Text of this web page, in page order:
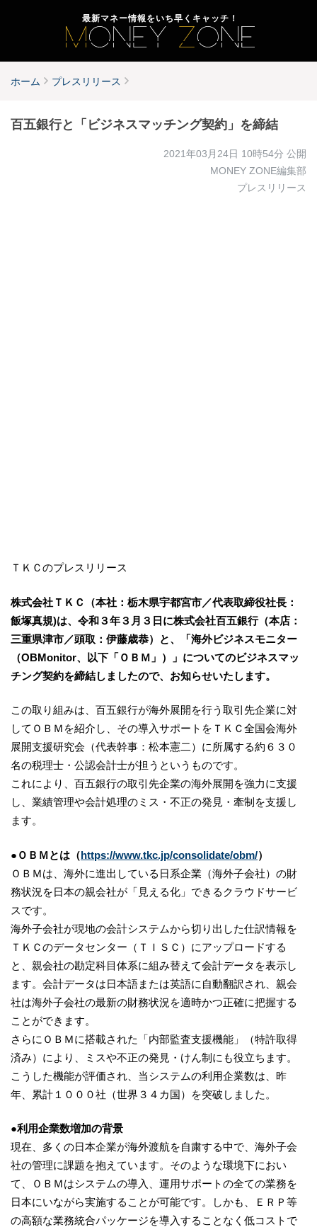
最新マネー情報をいち早くキャッチ！
ホーム プレスリリース
百五銀行と「ビジネスマッチング契約」を締結
2021年03月24日 10時54分 公開
MONEY ZONE編集部
プレスリリース
ＴＫＣのプレスリリース
株式会社ＴＫＣ（本社：栃木県宇都宮市／代表取締役社長：
飯塚真規)は、令和３年３月３日に株式会社百五銀行（本店：
三重県津市／頭取：伊藤歳恭）と、「海外ビジネスモニター
（OBMonitor、以下「ＯＢＭ」）」についてのビジネスマッ
チング契約を締結しましたので、お知らせいたします。
この取り組みは、百五銀行が海外展開を行う取引先企業に対
してＯＢＭを紹介し、その導入サポートをＴＫＣ全国会海外
展開支援研究会（代表幹事：松本憲二）に所属する約６３０
名の税理士・公認会計士が担うというものです。
これにより、百五銀行の取引先企業の海外展開を強力に支援
し、業績管理や会計処理のミス・不正の発見・牽制を支援し
ます。
●ＯＢＭとは（https://www.tkc.jp/consolidate/obm/）
ＯＢＭは、海外に進出している日系企業（海外子会社）の財
務状況を日本の親会社が「見える化」できるクラウドサービ
スです。
海外子会社が現地の会計システムから切り出した仕訳情報を
ＴＫＣのデータセンター（ＴＩＳＣ）にアップロードする
と、親会社の勘定科目体系に組み替えて会計データを表示し
ます。会計データは日本語または英語に自動翻訳され、親会
社は海外子会社の最新の財務状況を適時かつ正確に把握する
ことができます。
さらにＯＢＭに搭載された「内部監査支援機能」（特許取得
済み）により、ミスや不正の発見・けん制にも役立ちます。
こうした機能が評価され、当システムの利用企業数は、昨
年、累計１０００社（世界３４カ国）を突破しました。
●利用企業数増加の背景
現在、多くの日本企業が海外渡航を自粛する中で、海外子会
社の管理に課題を抱えています。そのような環境下におい
て、ＯＢＭはシステムの導入、運用サポートの全ての業務を
日本にいながら実施することが可能です。しかも、ＥＲＰ等
の高額な業務統合パッケージを導入することなく低コストで